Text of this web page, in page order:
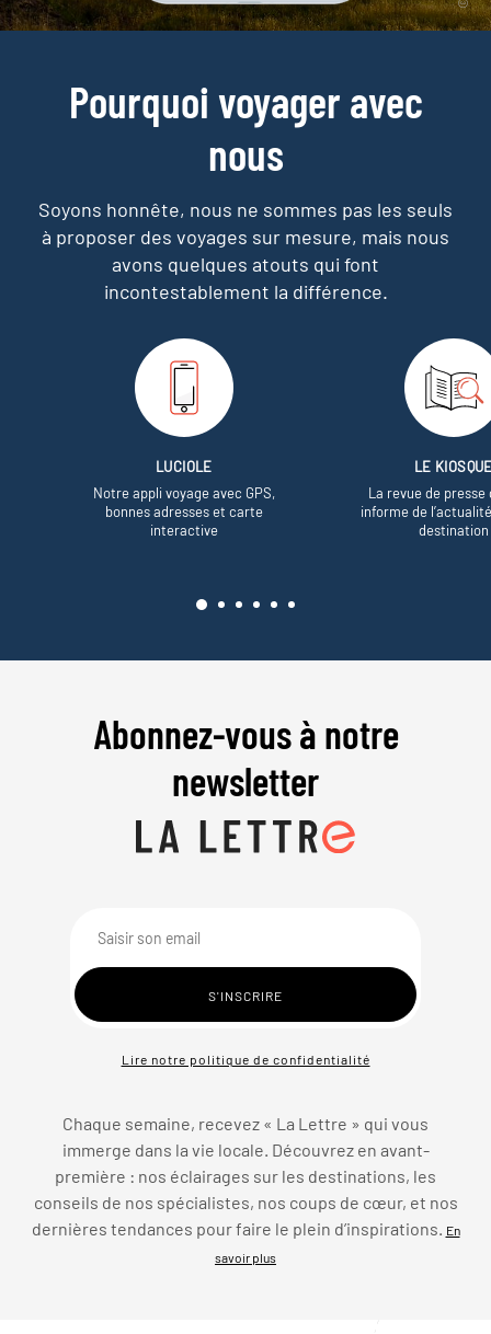
Pourquoi voyager avec
nous
Soyons honnête, nous ne sommes pas les seuls
à proposer des voyages sur mesure, mais nous
avons quelques atouts qui font
incontestablement la différence.
LUCIOLE
Notre appli voyage avec GPS,
bonnes adresses et carte
interactive
LE
La revue de presse
informe de
destination
Abonnez-vous à notre
newsletter
Lire notre politique de confidentialité
Chaque semaine, recevez « La Lettre » qui vous
immerge dans la vie locale. Découvrez en avant-
première : nos éclairages sur les destinations, les
conseils de nos spécialistes, nos coups de cœur, et nos
dernières tendances pour faire le plein d’inspirations.
En
savoir plus